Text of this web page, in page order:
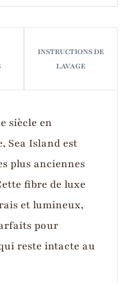
INSTRUCTIONS DE
LAVAGE
siècle en
Sea Island est
plus anciennes
fibre de luxe
et lumineux,
pour
reste intacte au